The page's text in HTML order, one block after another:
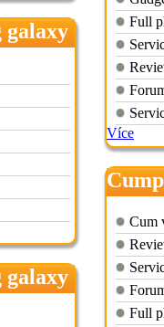
galaxy
galaxy
Full
Více
s4
Cum
Full